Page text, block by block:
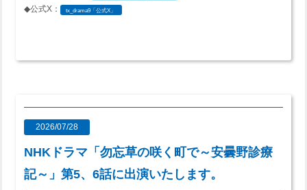
◆公式X： tx_drama9「公式X」
2026/07/28
NHKドラマ「勿忘草の咲く町で～安曇野診療
記～」第5、6話に出演いたします。